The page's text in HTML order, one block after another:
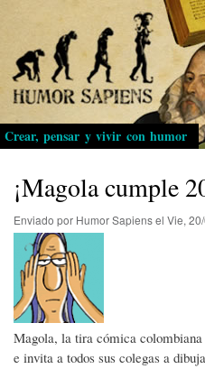
Crear, pensar y vivir con humor
¡Magola cumple
Enviado por Humor Sapiensel Vie,
Magola, la tira cómica
e invita a todos sus colegas a